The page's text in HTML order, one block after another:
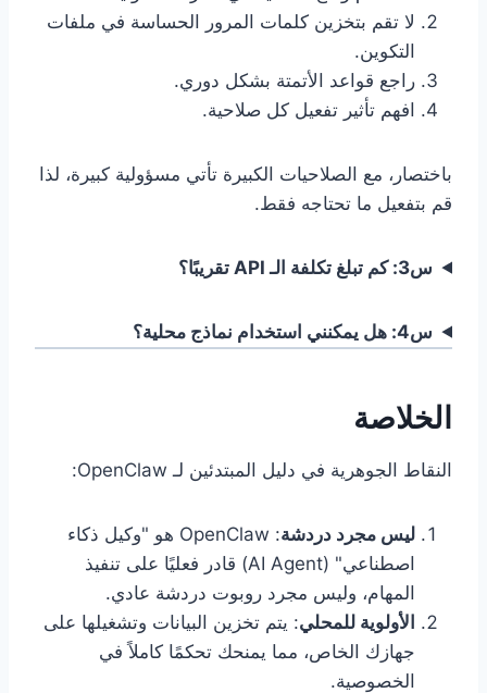
لا تقم بتخزين كلمات المرور الحساسة في ملفات
التكوين.
راجع قواعد الأتمتة بشكل دوري.
افهم تأثير تفعيل كل صلاحية.
باختصار، مع الصلاحيات الكبيرة تأتي مسؤولية كبيرة، لذا
قم بتفعيل ما تحتاجه فقط.
س3: كم تبلغ تكلفة الـ API تقريبًا؟
س4: هل يمكنني استخدام نماذج محلية؟
الخلاصة
النقاط الجوهرية في دليل المبتدئين لـ OpenClaw:
ليس مجرد دردشة
: OpenClaw هو "وكيل ذكاء
اصطناعي" (AI Agent) قادر فعليًا على تنفيذ
المهام، وليس مجرد روبوت دردشة عادي.
الأولوية للمحلي: يتم تخزين البيانات وتشغيلها على
جهازك الخاص، مما يمنحك تحكمًا كاملاً في
الخصوصية.